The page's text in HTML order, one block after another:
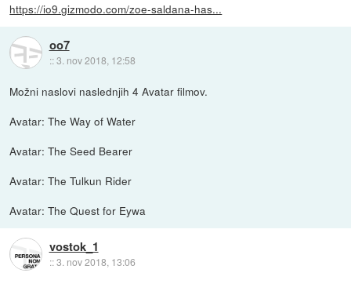
https://io9.gizmodo.com/zoe-saldana-has...
oo7
::3. nov 2018, 12:58
Možni naslovi naslednjih 4 Avatar filmov.
Avatar: The Way of Water
Avatar: The Seed Bearer
Avatar: The Tulkun Rider
Avatar: The Quest for Eywa
vostok_1
::3. nov 2018, 13:06